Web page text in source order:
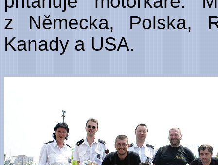
z Německa, Polska,
Kanady a USA.